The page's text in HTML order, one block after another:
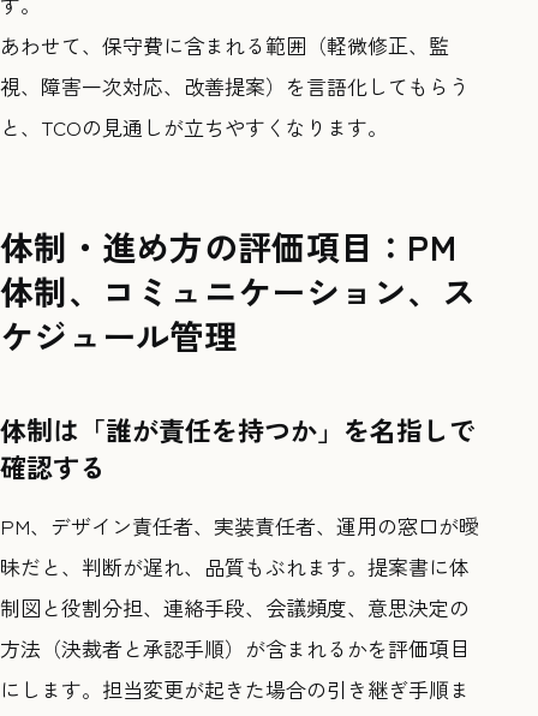
あわせて、保守費に含まれる範囲（軽微修正、監
視、障害一次対応、改善提案）を言語化してもらう
と、TCOの見通しが立ちやすくなります。
体制・進め方の評価項目：PM
体制、コミュニケーション、ス
ケジュール管理
体制は「誰が責任を持つか」を名指しで
確認する
PM、デザイン責任者、実装責任者、運用の窓口が曖
昧だと、判断が遅れ、品質もぶれます。提案書に体
制図と役割分担、連絡手段、会議頻度、意思決定の
方法（決裁者と承認手順）が含まれるかを評価項目
にします。担当変更が起きた場合の引き継ぎ手順ま